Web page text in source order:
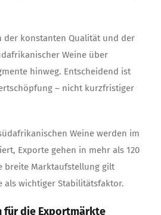
der konstanten Qualität und der
Weine über
hinweg. Entscheidend ist
– nicht kurzfristiger
Weine werden im
Exporte gehen in mehr als 120
breite Marktaufstellung gilt
als wichtiger Stabilitätsfaktor.
für die Exportmärkte